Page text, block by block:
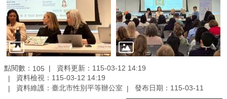
點閱數： 105
資料更新：115-03-12 14:19
資料檢視：115-03-12 14:19
資料維護：臺北市性別平等辦公室
發布日期：115-03-11